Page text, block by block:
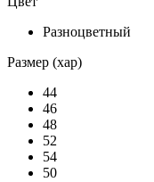
Разноцветный
Размер (хар)
44
46
48
52
54
50